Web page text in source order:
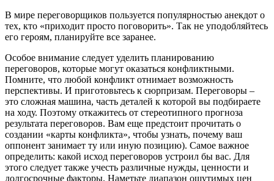
В мире переговорщиков пользуется популярностью анекдот о
тех, кто «приходит просто поговорить». Так не уподобляйтесь
его героям, планируйте все заранее.
Особое внимание следует уделить планированию
переговоров, которые могут оказаться конфликтными.
Помните, что любой конфликт отнимает возможность
перспективы. И приготовьтесь к сюрпризам. Переговоры –
это сложная машина, часть деталей к которой вы подбираете
на ходу. Поэтому откажитесь от стереотипного прогноза
результата переговоров. Вам еще предстоит прочитать о
создании «карты конфликта», чтобы узнать, почему ваш
оппонент занимает ту или иную позицию). Самое важное
определить: какой исход переговоров устроил бы вас. Для
этого следует также учесть различные нужды, ценности и
долгосрочные факторы. Наметьте диапазон ощутимых цен